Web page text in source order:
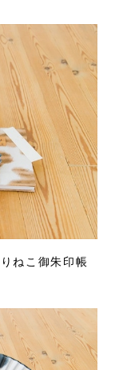
ねこ御朱印帳